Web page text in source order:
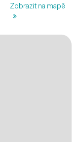
Zobrazit na mapě